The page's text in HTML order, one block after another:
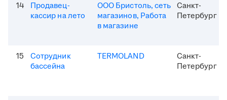
14
Продавец-
кассир на лето
ООО Бристоль, сеть
магазинов, Работа
в магазине
Санкт-
Петербург
15
Сотрудник
бассейна
TERMOLAND
Санкт-
Петербург